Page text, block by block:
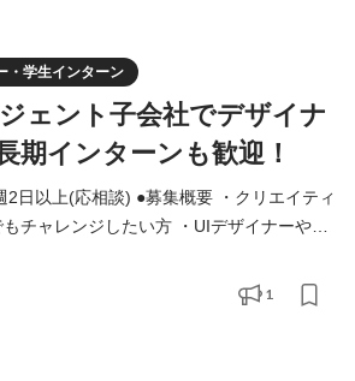
・学生インターン
ェント子会社でデザイナ
期インターンも歓迎！
) ●募集概要 ・クリエイティ
チャレンジしたい方 ・UIデザイナーやイ
たい方 ・個人の裁量を最大限活かしつ
を学びたい方 ・世界中の人の心を掴むよう
1